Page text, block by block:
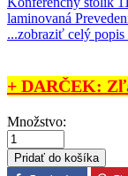
laminovaná
...zobraziť celý popis
+ DARČEK:
Množstvo: